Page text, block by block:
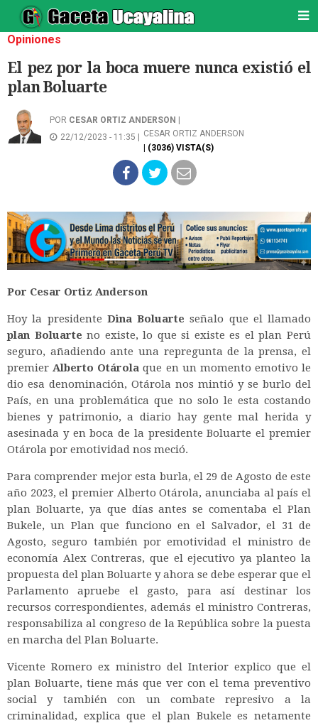
Opiniones
El pez por la boca muere nunca existió el
plan Boluarte
POR CESAR ORTIZ ANDERSON
22/12/2023 - 11:35 |
CESAR ORTIZ ANDERSON
| (3036) VISTA(S)
Por Cesar Ortiz Anderson
Hoy la presidente Dina Boluarte señalo que el llamado
plan Boluarte no existe, lo que si existe es el plan Perú
seguro, añadiendo ante una repregunta de la prensa, el
premier Alberto Otárola que en un momento emotivo le
dio esa denominación, Otárola nos mintió y se burlo del
País, en una problemática que no solo le esta costando
bienes y patrimonio, a diario hay gente mal herida y
asesinada y en boca de la presidente Boluarte el premier
Otárola por emotividad nos meció.
Para comprender mejor esta burla, el 29 de Agosto de este
año 2023, el premier Alberto Otárola, anunciaba al país el
plan Boluarte, ya que días antes se comentaba el Plan
Bukele, un Plan que funciono en el Salvador, el 31 de
Agosto, seguro también por emotividad el ministro de
economía Alex Contreras, que el ejecutivo ya planteo la
propuesta del plan Boluarte y ahora se debe esperar que el
Parlamento apruebe el gasto, para así destinar los
recursos correspondientes, además el ministro Contreras,
responsabiliza al congreso de la República sobre la puesta
en marcha del Plan Boluarte.
Vicente Romero ex ministro del Interior explico que el
plan Boluarte, tiene más que ver con el tema preventivo
social y también con un combate represivo a la
criminalidad, explica que el plan Bukele es netamente